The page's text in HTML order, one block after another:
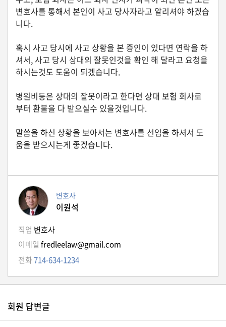
TIP
공
지
사
A
S
K
미
국
용
칙
변호사를 통해서 본인이 사고 당사자라고 알리셔야 하겠습
니다.
혹시 사고 당시에 사고 상황을 본 증인이 있다면 연락을 하
셔서, 사고 당시 상대의 잘못인것을 확인 해 달라고 요청을
하시는것도 도움이 되겠습니다.
병원비등은 상대의 잘못이라고 한다면 상대 보험 회사로
부터 환불을 다 받으실수 있을것입니다.
말씀을 하신 상황을 보아서는 변호사를 선임을 하셔서 도
움을 받으시는게 좋겠습니다.
변호사
이원석
직업 변호사
이메일 fredleelaw@gmail.com
전화714-634-1234
회원 답변글